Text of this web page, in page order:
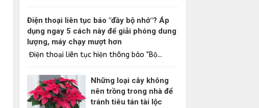
Điện thoại liên tục báo "đầy bộ nhớ"? Áp
dụng ngay 5 cách này để giải phóng dung
lượng, máy chạy mượt hơn
Điện thoại liên tục hiện thông báo "Bộ...
Những loại cây không
nên trồng trong nhà để
tránh tiêu tán tài lộc